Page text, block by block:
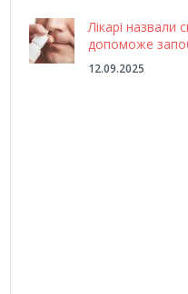
Лікарі назвали
допоможе
12.09.2025